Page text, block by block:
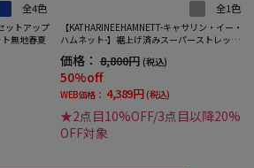
全4色
ットアップ
無地春夏
全1色
【KATHARINEEHAMNETT-キャサリン・イー・
ハムネット-】裾上げ済みスーパーストレッチ
パンツチノパンウォッシャブルライトグレー
無地
価格： 8,800円 (税込)
50%off
WEB価格： 4,389円 (税込)
★2点目10%OFF/3点目以降20%
OFF対象